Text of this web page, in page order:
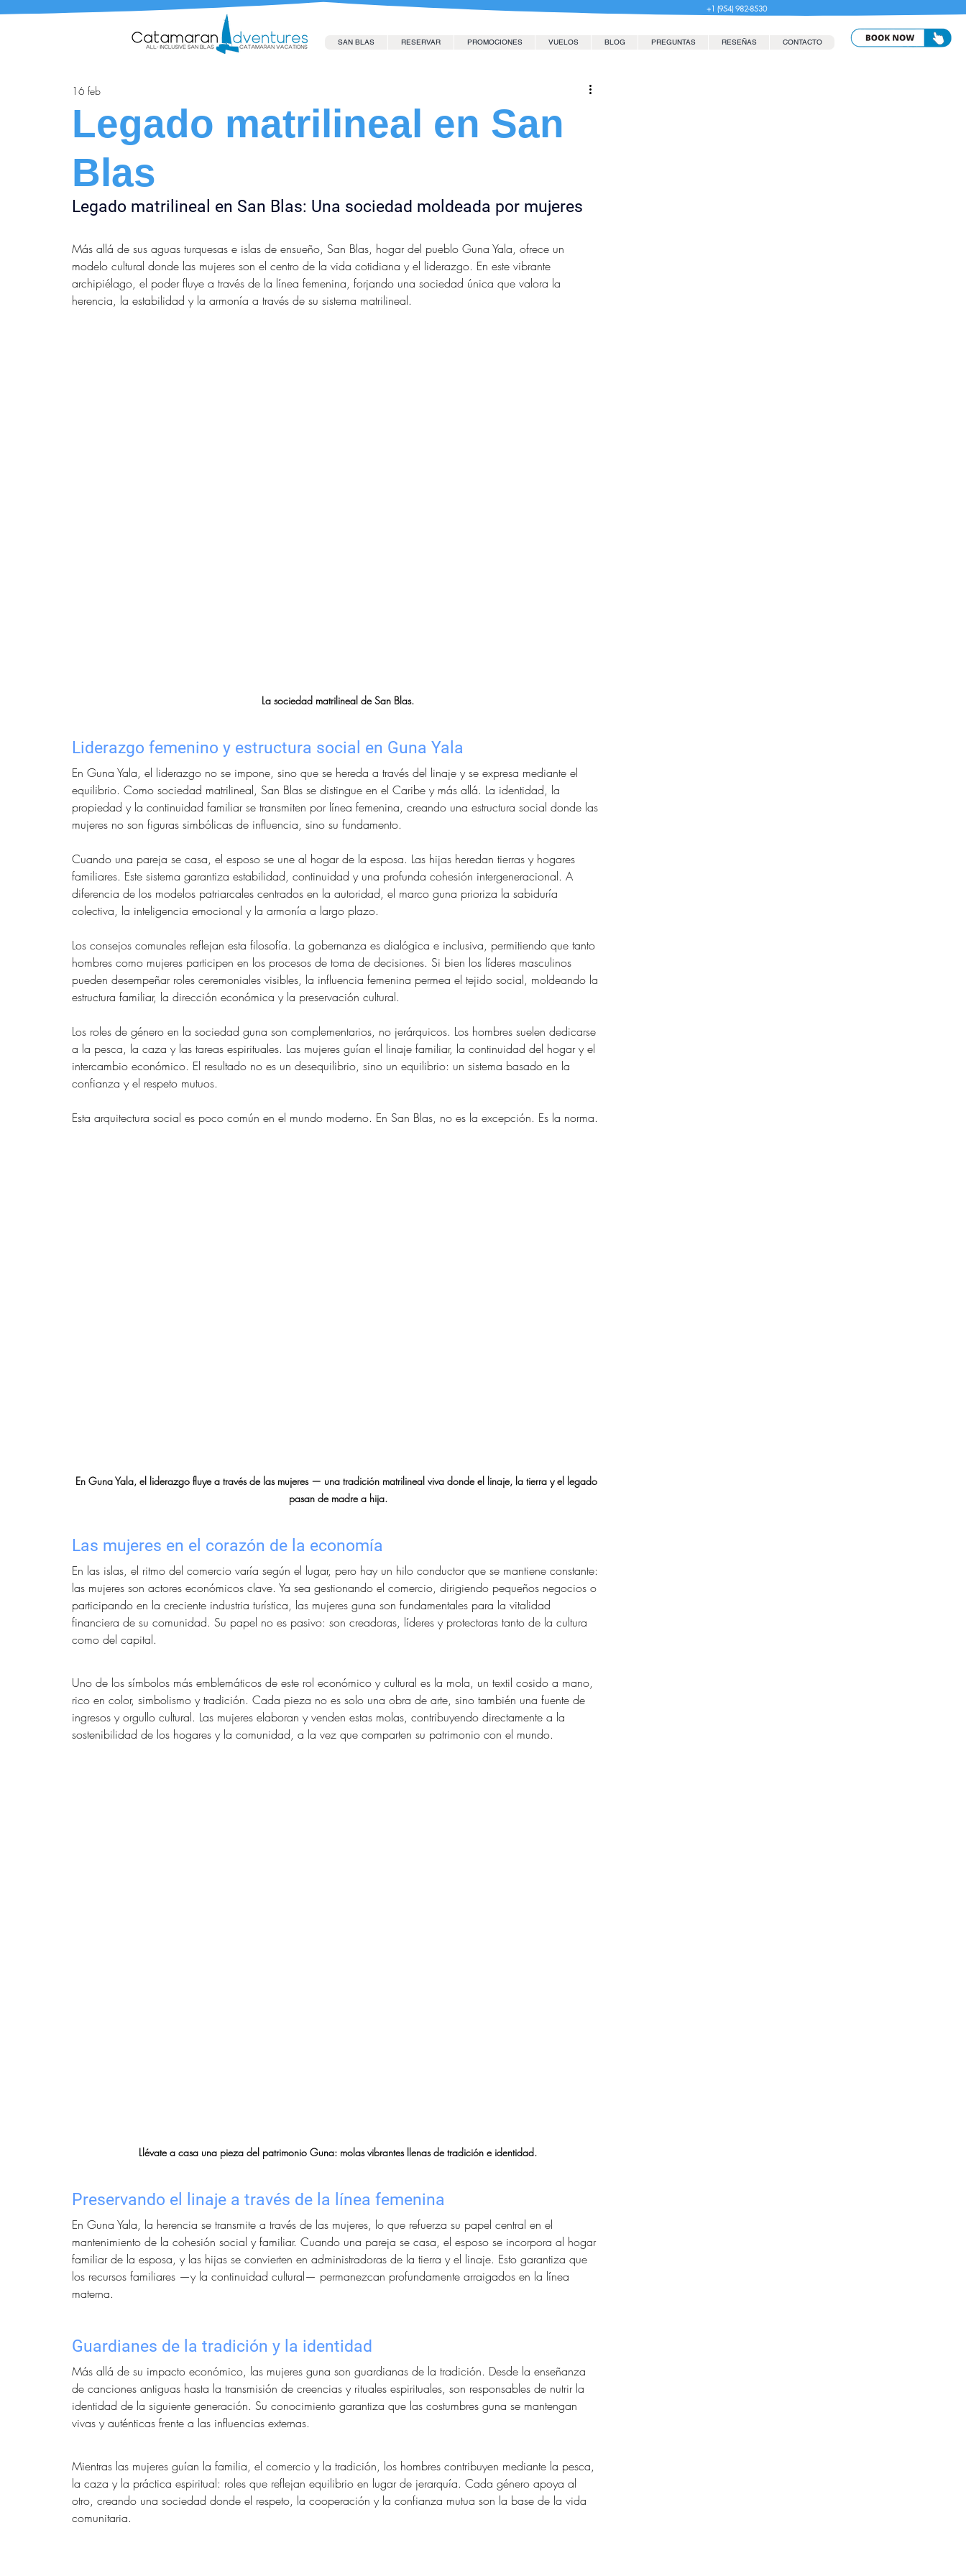
+1 (954) 982-8530
SAN BLAS RESERVAR PROMOCIONES VUELOS BLOG PREGUNTAS RESEÑAS CONTACTO
Legado matrilineal en San
Blas
16 feb
Legado matrilineal en San Blas: Una sociedad moldeada por mujeres
Más allá de sus aguas turquesas e islas de ensueño, San Blas, hogar del pueblo Guna Yala, ofrece un
modelo cultural donde las mujeres son el centro de la vida cotidiana y el liderazgo. En este vibrante
archipiélago, el poder fluye a través de la línea femenina, forjando una sociedad única que valora la
herencia, la estabilidad y la armonía a través de su sistema matrilineal.
La sociedad matrilineal de San Blas.
Liderazgo femenino y estructura social en Guna Yala
En Guna Yala, el liderazgo no se impone, sino que se hereda a través del linaje y se expresa mediante el
equilibrio. Como sociedad matrilineal, San Blas se distingue en el Caribe y más allá. La identidad, la
propiedad y la continuidad familiar se transmiten por línea femenina, creando una estructura social donde las
mujeres no son figuras simbólicas de influencia, sino su fundamento.
Cuando una pareja se casa, el esposo se une al hogar de la esposa. Las hijas heredan tierras y hogares
familiares. Este sistema garantiza estabilidad, continuidad y una profunda cohesión intergeneracional. A
diferencia de los modelos patriarcales centrados en la autoridad, el marco guna prioriza la sabiduría
colectiva, la inteligencia emocional y la armonía a largo plazo.
Los consejos comunales reflejan esta filosofía. La gobernanza es dialógica e inclusiva, permitiendo que tanto
hombres como mujeres participen en los procesos de toma de decisiones. Si bien los líderes masculinos
pueden desempeñar roles ceremoniales visibles, la influencia femenina permea el tejido social, moldeando la
estructura familiar, la dirección económica y la preservación cultural.
Los roles de género en la sociedad guna son complementarios, no jerárquicos. Los hombres suelen dedicarse
a la pesca, la caza y las tareas espirituales. Las mujeres guían el linaje familiar, la continuidad del hogar y el
intercambio económico. El resultado no es un desequilibrio, sino un equilibrio: un sistema basado en la
confianza y el respeto mutuos.
Esta arquitectura social es poco común en el mundo moderno. En San Blas, no es la excepción. Es la norma.
En Guna Yala, el liderazgo fluye a través de las mujeres — una tradición matrilineal viva donde el linaje, la tierra y el legado
pasan de madre a hija.
Las mujeres en el corazón de la economía
En las islas, el ritmo del comercio varía según el lugar, pero hay un hilo conductor que se mantiene constante:
las mujeres son actores económicos clave. Ya sea gestionando el comercio, dirigiendo pequeños negocios o
participando en la creciente industria turística, las mujeres guna son fundamentales para la vitalidad
financiera de su comunidad. Su papel no es pasivo: son creadoras, líderes y protectoras tanto de la cultura
como del capital.
Uno de los símbolos más emblemáticos de este rol económico y cultural es la mola, un textil cosido a mano,
rico en color, simbolismo y tradición. Cada pieza no es solo una obra de arte, sino también una fuente de
ingresos y orgullo cultural. Las mujeres elaboran y venden estas molas, contribuyendo directamente a la
sostenibilidad de los hogares y la comunidad, a la vez que comparten su patrimonio con el mundo.
Llévate a casa una pieza del patrimonio Guna: molas vibrantes llenas de tradición e identidad.
Preservando el linaje a través de la línea femenina
En Guna Yala, la herencia se transmite a través de las mujeres, lo que refuerza su papel central en el
mantenimiento de la cohesión social y familiar. Cuando una pareja se casa, el esposo se incorpora al hogar
familiar de la esposa, y las hijas se convierten en administradoras de la tierra y el linaje. Esto garantiza que
los recursos familiares —y la continuidad cultural— permanezcan profundamente arraigados en la línea
materna.
Guardianes de la tradición y la identidad
Más allá de su impacto económico, las mujeres guna son guardianas de la tradición. Desde la enseñanza
de canciones antiguas hasta la transmisión de creencias y rituales espirituales, son responsables de nutrir la
identidad de la siguiente generación. Su conocimiento garantiza que las costumbres guna se mantengan
vivas y auténticas frente a las influencias externas.
Mientras las mujeres guían la familia, el comercio y la tradición, los hombres contribuyen mediante la pesca,
la caza y la práctica espiritual: roles que reflejan equilibrio en lugar de jerarquía. Cada género apoya al
otro, creando una sociedad donde el respeto, la cooperación y la confianza mutua son la base de la vida
comunitaria.